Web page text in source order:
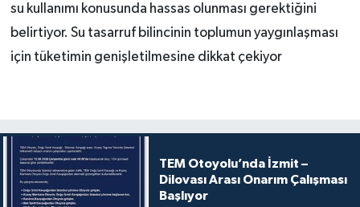
su kullanımı konusunda hassas olunması gerektiğini
belirtiyor. Su tasarruf bilincinin toplumun yaygınlaşması
için tüketimin genişletilmesine dikkat çekiyor
TEM Otoyolu’nda İzmit –
Dilovası Arası Onarım Çalışması
Başlıyor